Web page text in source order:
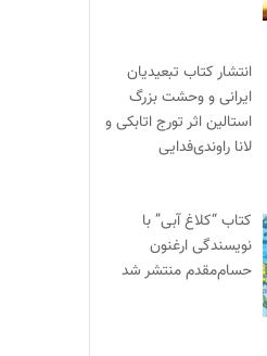
انتشار کتاب تبعیدیان
ایرانی و وحشت بزرگ
استالین اثر تورج اتابکی و
لانا راوندی‌فدایی
کتاب “کلاغ آبی” با
نویسندگی ارغنون
حسام‌مقدم منتشر شد